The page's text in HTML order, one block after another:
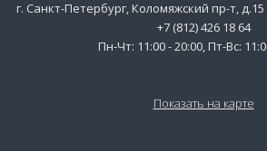
г. Санкт-Петербург, Коломяжский пр-т,
+7 (812) 426 18 64
Пн-Чт: 11:00 - 20:00, Пт-Вс:
Показать на карте